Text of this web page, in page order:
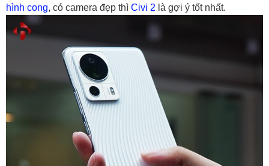
hình cong, có camera đẹp thì Civi 2 là gợi ý tốt nhất.